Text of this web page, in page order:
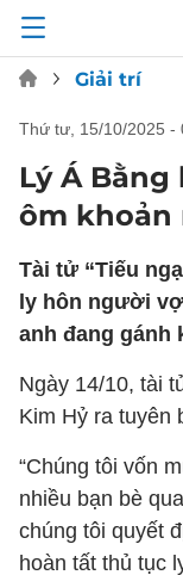
Giải trí
thứ tư, 15/10/2025 -
Lý Á Bằng
ôm khoản
Tài tử “Tiếu
ly hôn người
anh đang gánh
Ngày 14/10, tài
Kim Hỷ ra tuyên
“Chúng tôi vốn
nhiều bạn bè
chúng tôi quyết
hoàn tất thủ tục